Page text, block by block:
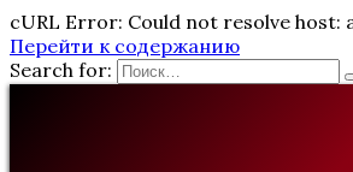
cURL Error: Could not resolve host:
Перейти к содержанию
Search for: